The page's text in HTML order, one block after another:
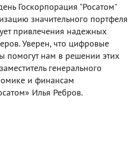
Госкорпорация "Росатом"
значительного портфеля
привлечения надежных
Уверен, что цифровые
помогут нам в решении этих
генерального
и финансам
Илья Ребров.